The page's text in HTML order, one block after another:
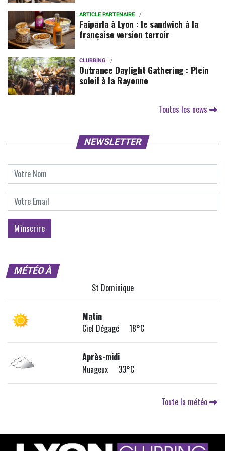
ARTICLE PARTENAIRE
Faiparla à Lyon : le sandwich à la
française version terroir
CLUBBING
Outrance Daylight Gathering : Plein
soleil à la Rayonne
Toutes les news
NEWSLETTER
MÉTÉO À
St Dominique
Matin
Ciel Dégagé 18°C
Après-midi
Nuageux 33°C
Toute la météo